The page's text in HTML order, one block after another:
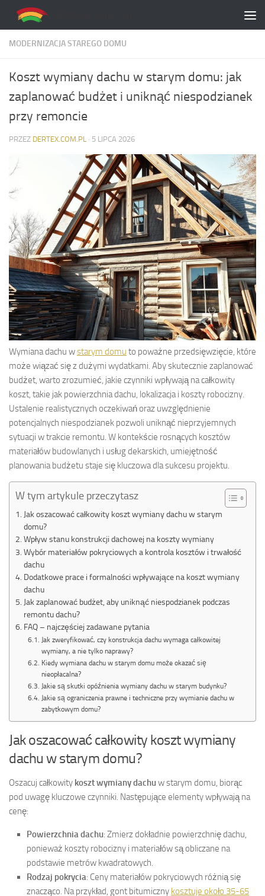
Skip to content
MODERNIZACJA STAREGO DOMU
Koszt wymiany dachu w starym domu: jak
zaplanować budżet i uniknąć niespodzianek
przy remoncie
PRZEZ DERTEX.COM.PL · 5 LIPCA 2026
Wymiana dachu wstarym domu to poważne przedsięwzięcie, które
może wiązać się z dużymi wydatkami. Aby skutecznie zaplanować
budżet, warto zrozumieć, jakie czynniki wpływają na całkowity
koszt, takie jak powierzchnia dachu, lokalizacja i koszty robocizny.
Ustalenie realistycznych oczekiwań oraz uwzględnienie
potencjalnych niespodzianek pozwoli uniknąć nieprzyjemnych
sytuacji w trakcie remontu. W kontekście rosnących kosztów
materiałów budowlanych i usług dekarskich, umiejętność
planowania budżetu staje się kluczowa dla sukcesu projektu.
W tym artykule przeczytasz
Jak oszacować całkowity koszt wymiany dachu w starym
domu?
Wpływ stanu konstrukcji dachowej na koszty wymiany
Wybór materiałów pokryciowych a kontrola kosztów i trwałość
dachu
Dodatkowe prace i formalności wpływające na koszt wymiany
dachu
Jak zaplanować budżet, aby uniknąć niespodzianek podczas
remontu dachu?
FAQ – najczęściej zadawane pytania
Jak zweryfikować, czy konstrukcja dachu wymaga całkowitej
wymiany, a nie tylko naprawy?
Kiedy wymiana dachu w starym domu może okazać się
nieopłacalna?
Jakie są skutki opóźnienia wymiany dachu w starym budynku?
Jakie są ograniczenia prawne i techniczne przy wymianie dachu w
zabytkowym domu?
Jak oszacować całkowity koszt wymiany
dachu w starym domu?
Oszacuj całkowity koszt wymiany dachuw starym domu, biorąc
pod uwagę kluczowe czynniki. Następujące elementy wpływają na
cenę:
Powierzchnia dachu: Zmierz dokładnie powierzchnię dachu,
ponieważ koszty robocizny i materiałów są obliczane na
podstawie metrów kwadratowych.
Rodzaj pokrycia: Ceny materiałów pokryciowych różnią się
znacząco. Na przykład, gont bitumiczny kosztuje około 35-65